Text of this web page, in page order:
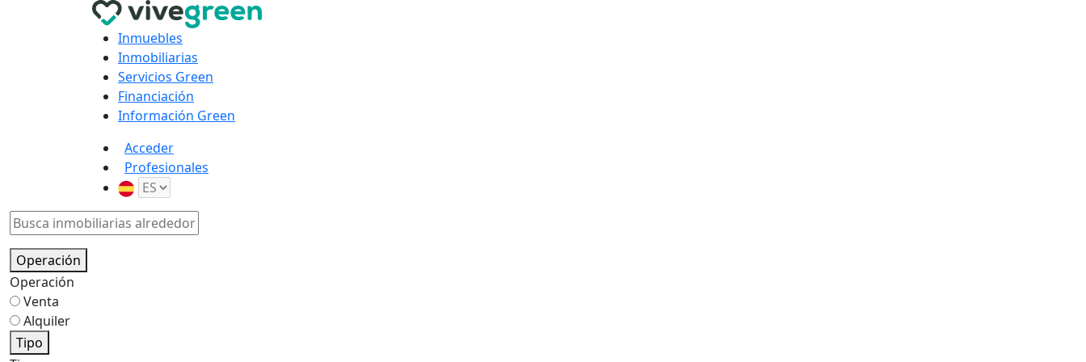
Inmuebles
Inmobiliarias
Servicios Green
Financiación
Información Green
Acceder
Profesionales
Operación
Operación
Venta
Alquiler
Tipo